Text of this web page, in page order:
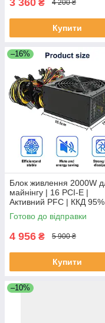
₴ 4 200 ₴
Купити
–16%
Блок живлення 2000W
майнінгу | 16 PCI-E |
Активний PFC | ККД
ASIC/GPU
Готово до відправки
4 956 ₴ 5 900 ₴
Купити
–10%